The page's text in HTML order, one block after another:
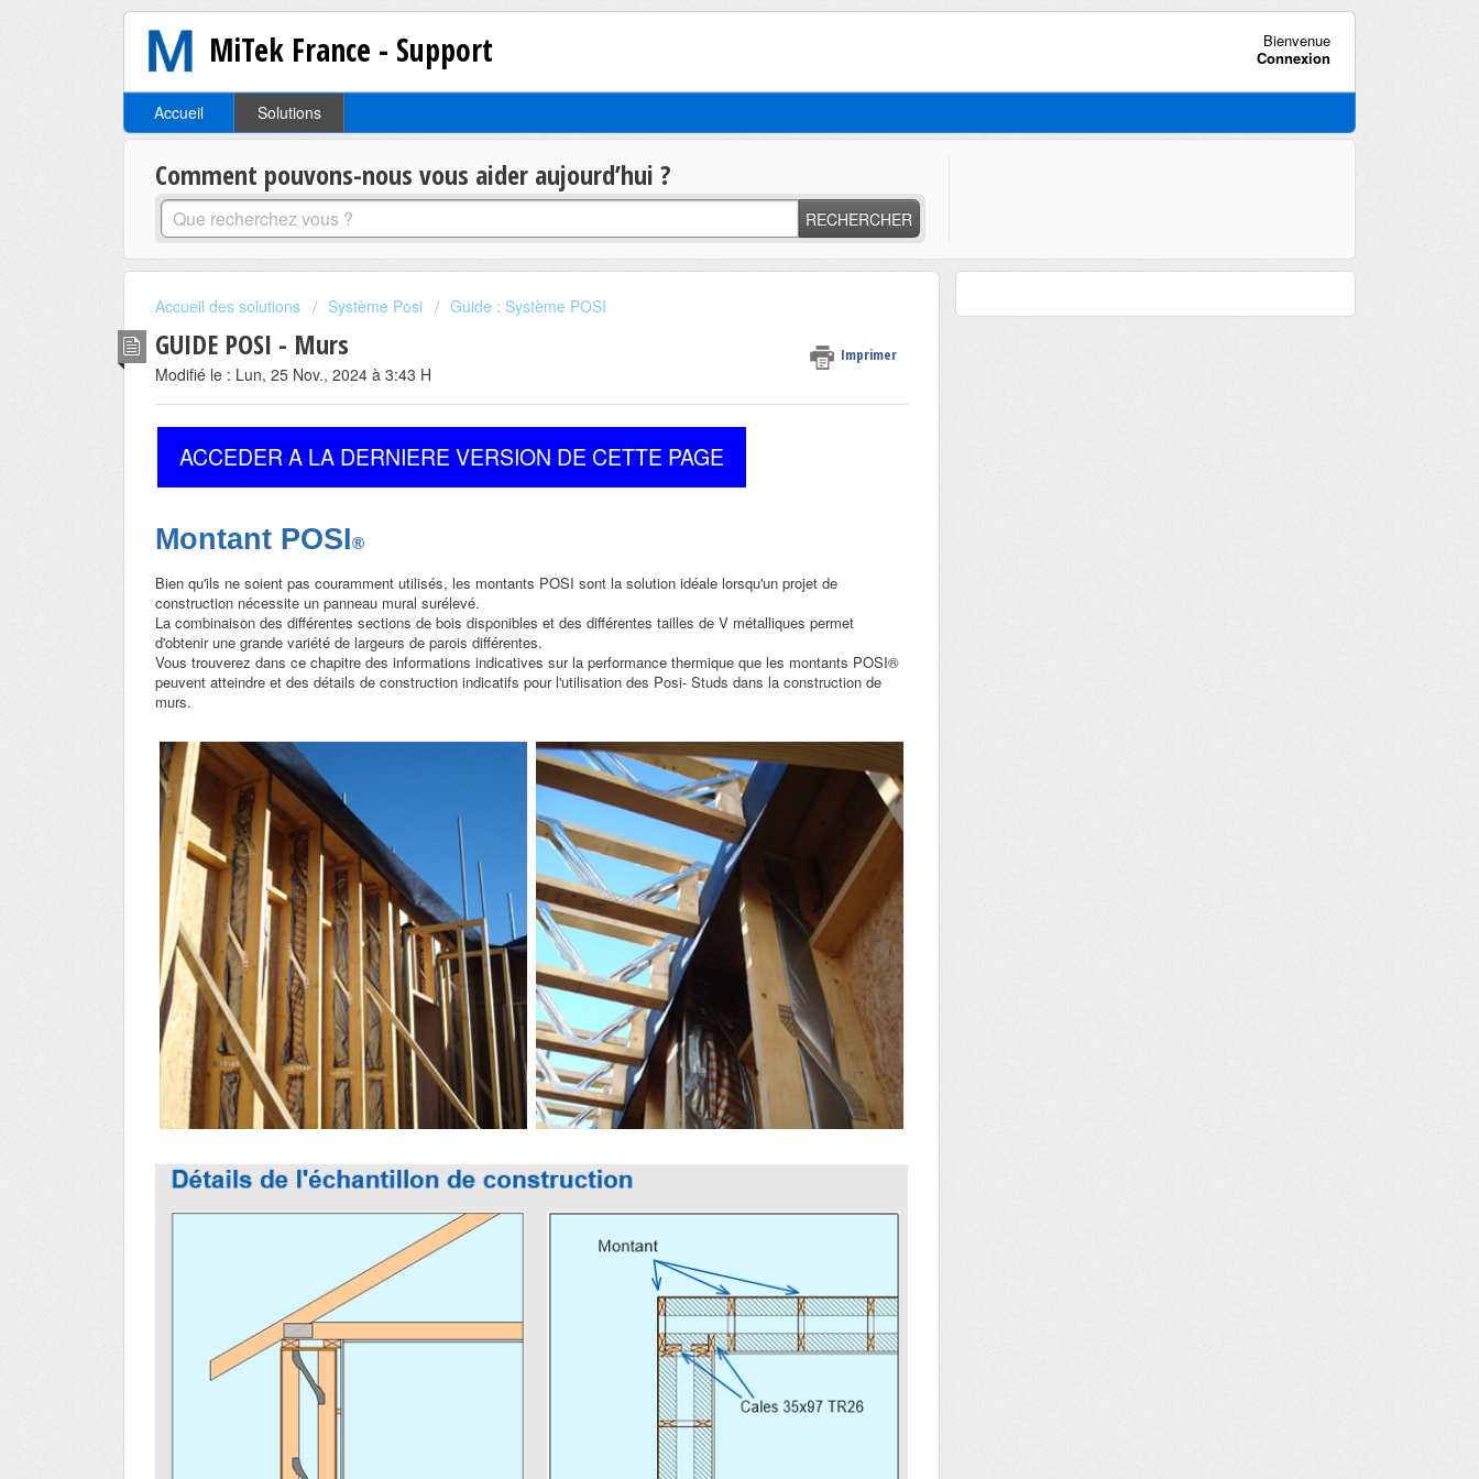
MiTek France - Support
Bienvenue
Connexion
Accueil Solutions
Comment pouvons-nous vous aider aujourd’hui ?
RECHERCHER
Accueil des solutions Système Posi Guide : Système POSI
GUIDE POSI - Murs Imprimer
Modifié le : Lun, 25 Nov., 2024 à 3:43 H
ACCEDER A LA DERNIERE VERSION DE CETTE PAGE
Montant POSI®
Bien qu'ils ne soient pas couramment utilisés, les montants POSI sont la solution idéale lorsqu'un projet de
construction nécessite un panneau mural surélevé.
La combinaison des différentes sections de bois disponibles et des différentes tailles de V métalliques permet
d'obtenir une grande variété de largeurs de parois différentes.
Vous trouverez dans ce chapitre des informations indicatives sur la performance thermique que les montants POSI®
peuvent atteindre et des détails de construction indicatifs pour l'utilisation des Posi- Studs dans la construction de
murs.